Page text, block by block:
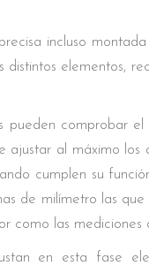
incluso
elementos,
pueden
al máximo
cumplen su
de milímetro las
como las
en esta fase